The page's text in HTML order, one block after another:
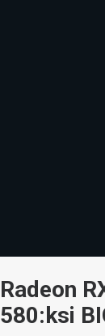
Radeon
580:ksi